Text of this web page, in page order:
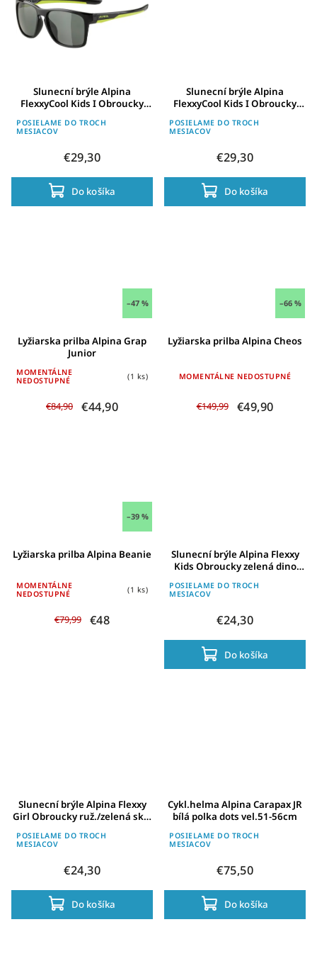
Slunecní brýle Alpina
FlexxyCool Kids I Obroucky
POSIELAME DO TROCH
MESIACOV
€29,30
Do košíka
Slunecní brýle Alpina
FlexxyCool Kids I Obroucky
POSIELAME DO TROCH
MESIACOV
€29,30
Do košíka
–47 %
Lyžiarska prilba Alpina Grap
Junior
MOMENTÁLNE
NEDOSTUPNÉ
(1 ks)
€84,90 €44,90
–66 %
Lyžiarska prilba Alpina Cheos
MOMENTÁLNE NEDOSTUPNÉ
€149,99 €49,90
–39 %
Lyžiarska prilba Alpina Beanie
MOMENTÁLNE
NEDOSTUPNÉ
(1 ks)
€79,99 €48
Slunecní brýle Alpina Flexxy
Kids Obroucky zelená dino
POSIELAME DO TROCH
MESIACOV
€24,30
Do košíka
Slunecní brýle Alpina Flexxy
Girl Obroucky ruž./zelená skla
POSIELAME DO TROCH
MESIACOV
€24,30
Do košíka
Cykl.helma Alpina Carapax JR
bílá polka dots vel.51-56cm
POSIELAME DO TROCH
MESIACOV
€75,50
Do košíka